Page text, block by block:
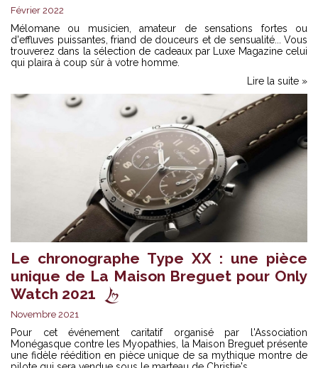
Février 2022
Mélomane ou musicien, amateur de sensations fortes ou
d'effluves puissantes, friand de douceurs et de sensualité... Vous
trouverez dans la sélection de cadeaux par Luxe Magazine celui
qui plaira à coup sûr à votre homme.
Lire la suite »
Le chronographe Type XX : une pièce
unique de La Maison Breguet pour Only
Watch 2021
Novembre 2021
Pour cet événement caritatif organisé par l'Association
Monégasque contre les Myopathies, la Maison Breguet présente
une fidèle réédition en pièce unique de sa mythique montre de